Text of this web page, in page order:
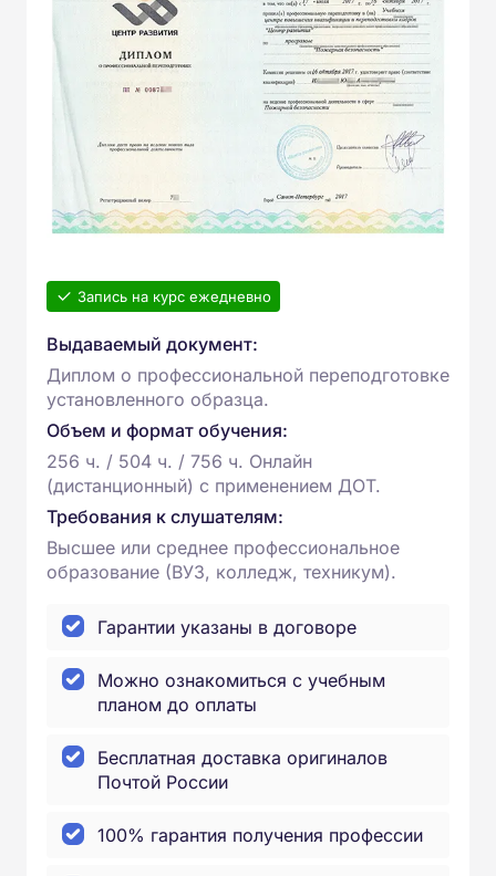
Запись на курс ежедневно
Выдаваемый документ:
Диплом о профессиональной переподготовке
установленного образца.
Объем и формат обучения:
256 ч. / 504 ч. / 756 ч. Онлайн
(дистанционный) с применением ДОТ.
Требования к слушателям:
Высшее или среднее профессиональное
образование (ВУЗ, колледж, техникум).
Гарантии указаны в договоре
Можно ознакомиться с учебным
планом до оплаты
Бесплатная доставка оригиналов
Почтой России
100% гарантия получения профессии